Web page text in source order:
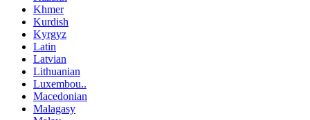
Khmer
Kurdish
Kyrgyz
Latin
Latvian
Lithuanian
Luxembou..
Macedonian
Malagasy